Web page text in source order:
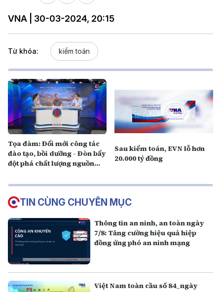
VNA | 30-03-2024, 20:15
Từ khóa: kiểm toán
Tọa đàm: Đổi mới công tác
đào tạo, bồi dưỡng - Đòn bẩy
đột phá chất lượng nguồn
Sau kiểm toán, EVN lỗ hơn
20.000 tỷ đồng
TIN CÙNG CHUYÊN MỤC
Thông tin an ninh, an toàn ngày
7/8: Tăng cường hiệu quả hiệp
đồng ứng phó an ninh mạng
Việt Nam toàn cầu số 84_ngày